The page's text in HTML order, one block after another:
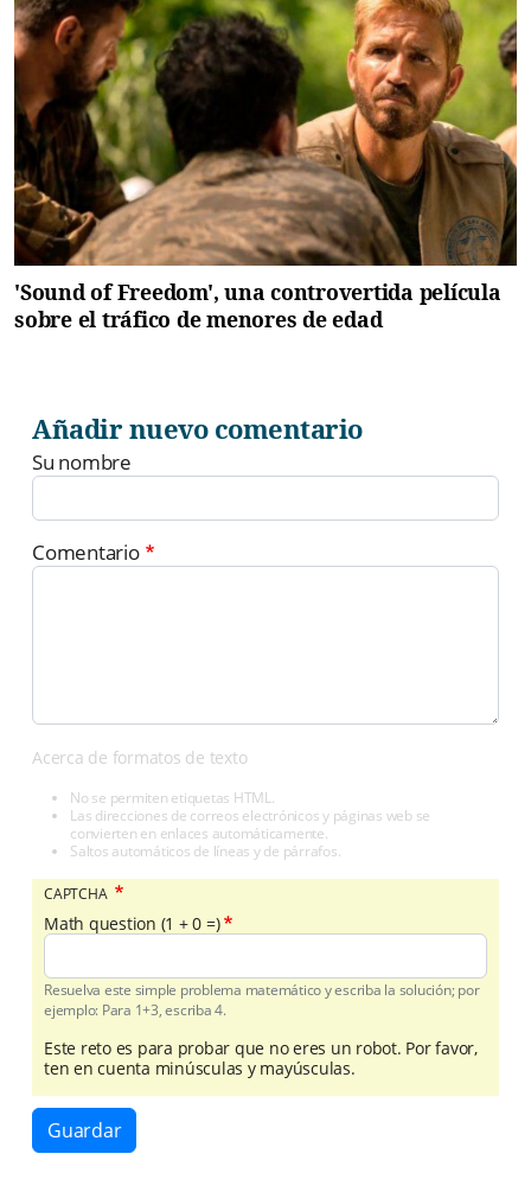
'Sound of Freedom', una controvertida película
sobre el tráfico de menores de edad
Añadir nuevo comentario
Su nombre
Comentario
Acerca de formatos de texto
No se permiten etiquetas HTML.
Las direcciones de correos electrónicos y páginas web se
convierten en enlaces automáticamente.
Saltos automáticos de líneas y de párrafos.
CAPTCHA
Math question (1 + 0 =)
Resuelva este simple problema matemático y escriba la solución; por
ejemplo: Para 1+3, escriba 4.
Este reto es para probar que no eres un robot. Por favor,
ten en cuenta minúsculas y mayúsculas.
Guardar